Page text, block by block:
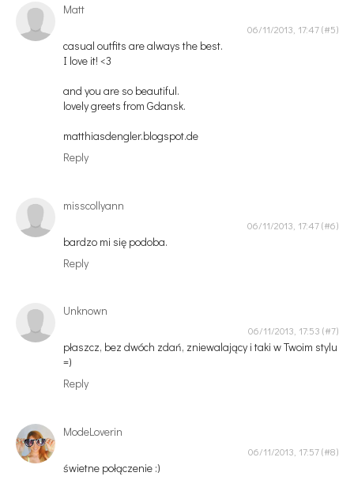
Matt
06/11/2013, 17:47
casual outfits are always the best.
I love it! <3
and you are so beautiful.
lovely greets from Gdansk.
matthiasdengler.blogspot.de
Reply
misscollyann
06/11/2013, 17:47
bardzo mi się podoba.
Reply
Unknown
06/11/2013, 17:53
płaszcz, bez dwóch zdań, zniewalający i taki w Twoim stylu
=)
Reply
ModeLoverin
06/11/2013, 17:57
świetne połączenie :)